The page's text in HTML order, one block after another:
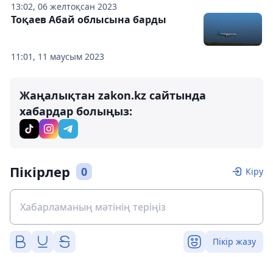
13:02, 06 желтоқсан 2023
11:01, 11 маусым 2023
Тоқаев Абай облысына барды
Жаңалықтан zakon.kz сайтында
хабардар болыңыз:
Пікірлер 0 Кіру
Пікір жазу